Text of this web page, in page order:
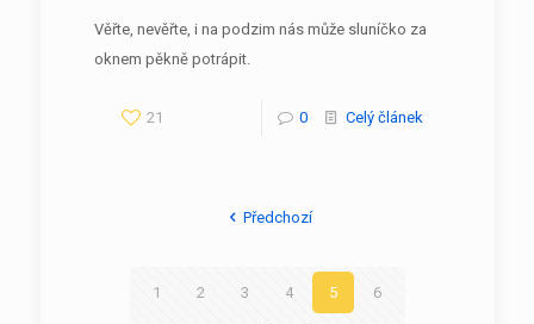
Věřte, nevěřte, i na podzim nás může sluníčko za
oknem pěkně potrápit.
21 0 Celý článek
Předchozí
1 2 3 4 5 6